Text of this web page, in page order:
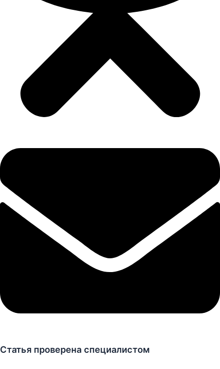
Статья проверена специалистом